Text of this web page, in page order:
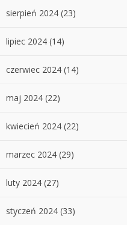
sierpień 2024 (23)
lipiec 2024 (14)
czerwiec 2024 (14)
maj 2024 (22)
kwiecień 2024 (22)
marzec 2024 (29)
luty 2024 (27)
styczeń 2024 (33)